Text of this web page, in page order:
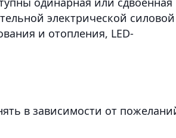
электрической силовой
и отопления, LED-
в зависимости от